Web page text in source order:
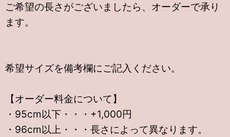
ご希望の長さがございましたら、オーダーで承り
ます。
希望サイズを備考欄にご記入ください。
【オーダー料金について】
・95cm以下・・・+1,000円
・96cm以上・・・長さによって異なります。